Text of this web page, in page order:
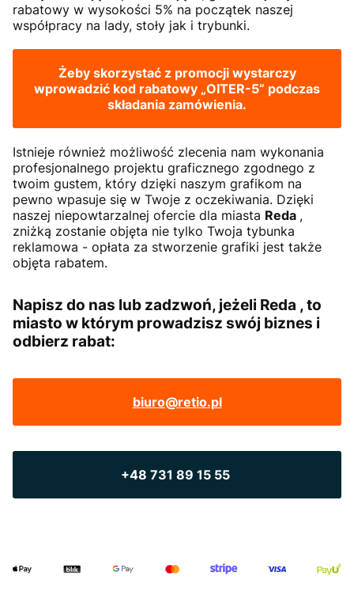
rabatowy w wysokości 5% na początek naszej
współpracy na lady, stoły jak i trybunki.
Żeby skorzystać z promocji wystarczy
wprowadzić kod rabatowy „OITER-5” podczas
składania zamówienia.
Istnieje również możliwość zlecenia nam wykonania
profesjonalnego projektu graficznego zgodnego z
twoim gustem, który dzięki naszym grafikom na
pewno wpasuje się w Twoje z oczekiwania. Dzięki
naszej niepowtarzalnej ofercie dla miasta Reda ,
zniżką zostanie objęta nie tylko Twoja tybunka
reklamowa - opłata za stworzenie grafiki jest także
objęta rabatem.
Napisz do nas lub zadzwoń, jeżeli Reda , to
miasto w którym prowadzisz swój biznes i
odbierz rabat:
biuro@retio.pl
+48 731 89 15 55